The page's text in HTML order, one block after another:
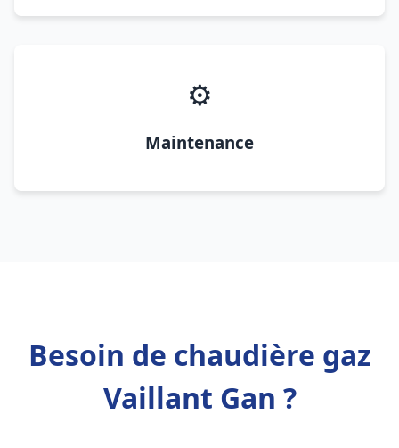
⚙️
Maintenance
Besoin de chaudière gaz
Vaillant Gan ?